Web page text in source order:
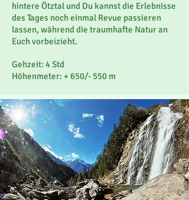
hintere Ötztal und Du kannst die Erlebnisse
des Tages noch einmal Revue passieren
lassen, während die traumhafte Natur an
Euch vorbeizieht.
Gehzeit: 4 Std
Höhenmeter: + 650/- 550 m